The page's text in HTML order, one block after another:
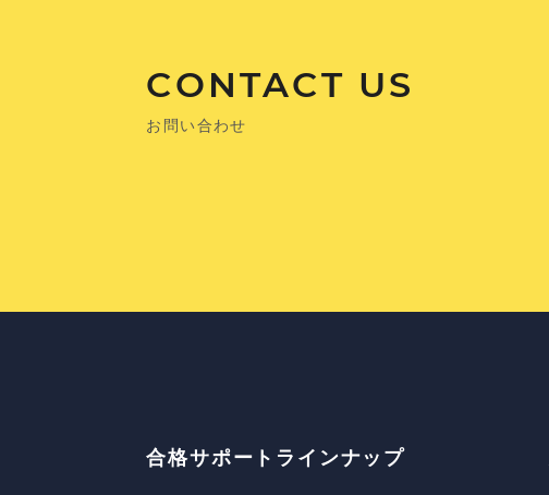
CONTACT US
お問い合わせ
合格サポートラインナップ